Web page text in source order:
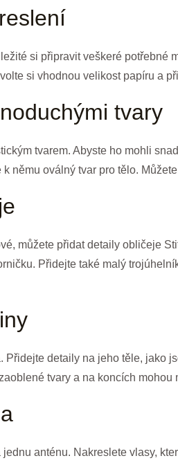
si připravit veškeré potřebné
si vhodnou velikost papíru a
tvary
tvarem. Abyste ho mohli
němu oválný tvar pro tělo.
můžete přidat detaily obličeje
Přidejte také malý
Přidejte detaily na jeho těle, jako
tvary a na koncích mohou
anténu. Nakreslete vlasy,